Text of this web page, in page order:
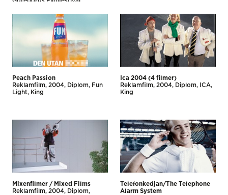
Peach Passion
Reklamfilm 2004 Diplom
Fun
Light
King
Ica 2004 (4 filmer)
Reklamfilm 2004 Diplom
ICA
King
Mixenfilmer / Mixed Films
Reklamfilm 2004
Diplom
Telefonkedjan/The Telephone
Alarm System